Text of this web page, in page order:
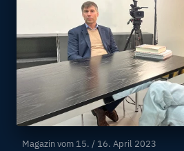
Magazin vom 15. / 16. April 2023